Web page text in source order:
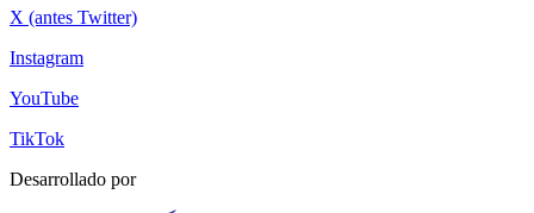
X (antes Twitter)
Instagram
YouTube
TikTok
Desarrollado por